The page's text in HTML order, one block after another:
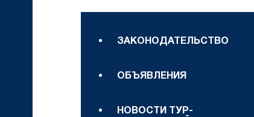
ЗАКОНОДАТЕЛЬСТВО
ОБЪЯВЛЕНИЯ
НОВОСТИ ТУР-